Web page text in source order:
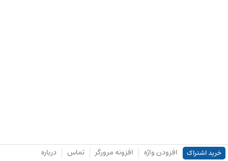
خرید اشتراک افزودن واژه افزونه مرورگر تماس درباره